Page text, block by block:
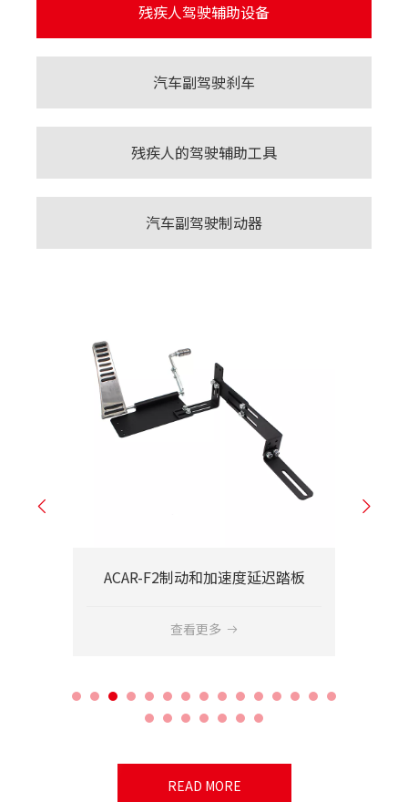
残疾人驾驶辅助设备
汽车副驾驶刹车
残疾人的驾驶辅助工具
汽车副驾驶制动器
ACAR-F2制动和加速度延迟踏板
查看更多
READ MORE